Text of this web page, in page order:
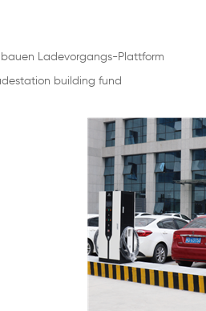
Ladevorgangs-Plattform
building fund